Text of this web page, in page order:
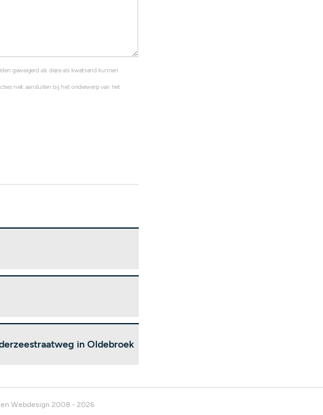
geweigerd als deze als kwetsend kunnen
niet aansluiten bij het onderwerp van het
in Oldebroek
Webdesign 2008 - 2026